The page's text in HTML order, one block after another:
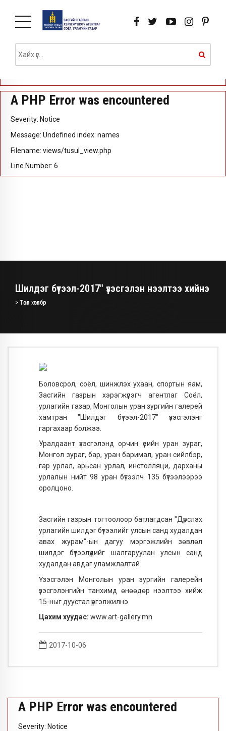
A PHP Error was encountered
Severity: Notice
Message: Undefined index: id
Filename: views/tusul_view.php
A PHP Error was encountered
Severity: Notice
Message: Undefined index: names
Filename: views/tusul_view.php
Line Number: 6
Шилдэг бүтээл-2017" үзэсгэлэн нээлтээ хийнэ
> Төсөл хөтөлбөр
Боловсрол, соёл, шинжлэх ухаан, спортын яам,
Засгийн газрын хэрэгжүүлэгч агентлаг Соёл,
урлагийн газар, Монголын уран зургийн галерей
хамтран "Шилдэг бүтээл-2017" үзэсгэлэнг
гаргахаар болжээ.
Уралдаант үзэсгэлэнд орчин үеийн уран зураг,
Монгол зураг, бар, уран баримал, уран сийлбэр,
гар урлал, арьсан урлал, инстолляци, дарханы
урлалын нийт 98 уран бүтээлч 135 бүтээлээрээ
оролцоно.
Засгийн газрын тогтоолоор батлагдсан "Дүрслэх
урлагийн шилдэг бүтээлийг улсын санд худалдан
авах журам"-ын дагуу мэргэжлийн зөвлөл
шилдэг бүтээлүүдийг шалгаруулан улсын санд
худалдан авдаг уламжлалтай.
Үзэсгэлэн Монголын уран зургийн галерейн
үзэсгэлэнгийн танхимд өнөөдөр нээлтээ хийж
15-ныг дуустал үргэлжилнэ.
Цахим хуудас: www.art-gallery.mn
2017-10-06
A PHP Error was encountered
Severity: Notice